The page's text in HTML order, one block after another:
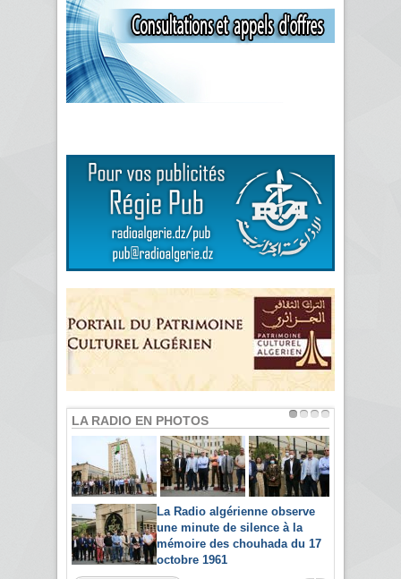
LA RADIO EN PHOTOS
La Radio algérienne observe
une minute de silence à la
mémoire des chouhada du 17
octobre 1961